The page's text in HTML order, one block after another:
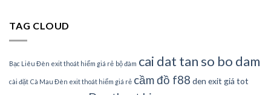
TAG CLOUD
Bạc Liêu Đèn exit thoát hiểm giá rẻ bộ đàm cai dat tan so bo dam
cài đặt Cà Mau Đèn exit thoát hiểm giá rẻ cầm đồ f88 den exit giá tot